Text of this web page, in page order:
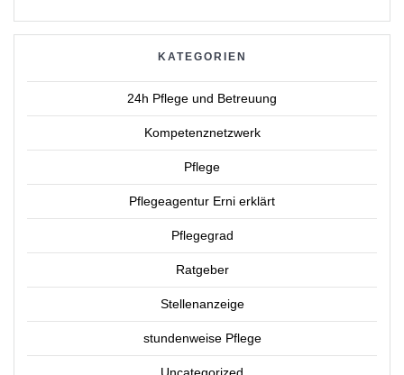
KATEGORIEN
24h Pflege und Betreuung
Kompetenznetzwerk
Pflege
Pflegeagentur Erni erklärt
Pflegegrad
Ratgeber
Stellenanzeige
stundenweise Pflege